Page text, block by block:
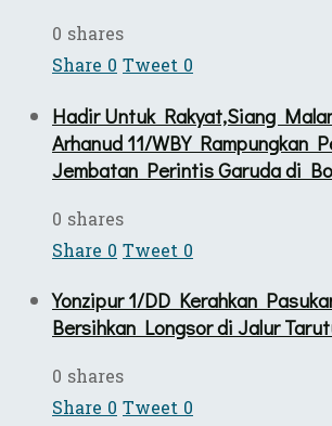
0 shares
Share0Tweet0
Hadir Untuk Rakyat,Siang
Arhanud 11/WBY Rampungkan
Jembatan Perintis Garuda di
0 shares
Share0Tweet0
Yonzipur 1/DD Kerahkan
Bersihkan Longsor di Jalur
0 shares
Share0Tweet0